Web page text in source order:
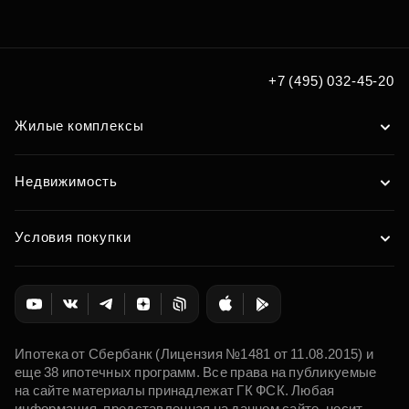
+7 (495) 032-45-20
Жилые комплексы
Недвижимость
Условия покупки
Ипотека от Сбербанк (Лицензия №1481 от 11.08.2015) и
еще 38 ипотечных программ. Все права на публикуемые
на сайте материалы принадлежат ГК ФСК. Любая